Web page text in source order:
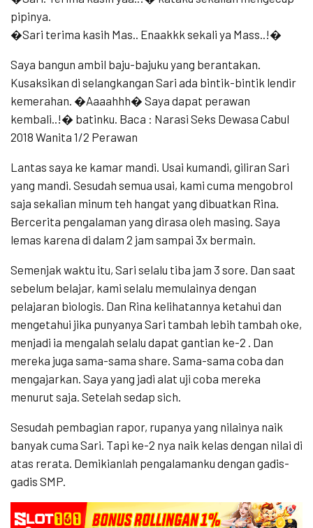
pipinya.
�Sari terima kasih Mas.. Enaakkk sekali ya Mass..!�
Saya bangun ambil baju-bajuku yang berantakan.
Kusaksikan di selangkangan Sari ada bintik-bintik lendir
kemerahan. �Aaaahhh� Saya dapat perawan
kembali..!� batinku. Baca : Narasi Seks Dewasa Cabul
2018 Wanita 1/2 Perawan
Lantas saya ke kamar mandi. Usai kumandi, giliran Sari
yang mandi. Sesudah semua usai, kami cuma mengobrol
saja sekalian minum teh hangat yang dibuatkan Rina.
Bercerita pengalaman yang dirasa oleh masing. Saya
lemas karena di dalam 2 jam sampai 3x bermain.
Semenjak waktu itu, Sari selalu tiba jam 3 sore. Dan saat
sebelum belajar, kami selalu memulainya dengan
pelajaran biologis. Dan Rina kelihatannya ketahui dan
mengetahui jika punyanya Sari tambah lebih tambah oke,
menjadi ia mengalah selalu dapat gantian ke-2 . Dan
mereka juga sama-sama share. Sama-sama coba dan
mengajarkan. Saya yang jadi alat uji coba mereka
menurut saja. Setelah sedap sich.
Sesudah pembagian rapor, rupanya yang nilainya naik
banyak cuma Sari. Tapi ke-2 nya naik kelas dengan nilai di
atas rerata. Demikianlah pengalamanku dengan gadis-
gadis SMP.